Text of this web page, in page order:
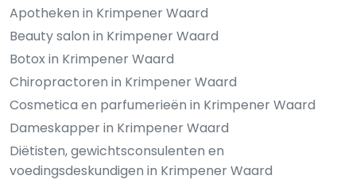
Apotheken in Krimpener Waard
Beauty salon in Krimpener Waard
Botox in Krimpener Waard
Chiropractoren in Krimpener Waard
Cosmetica en parfumerieën in Krimpener Waard
Dameskapper in Krimpener Waard
Diëtisten, gewichtsconsulenten en
voedingsdeskundigen in Krimpener Waard